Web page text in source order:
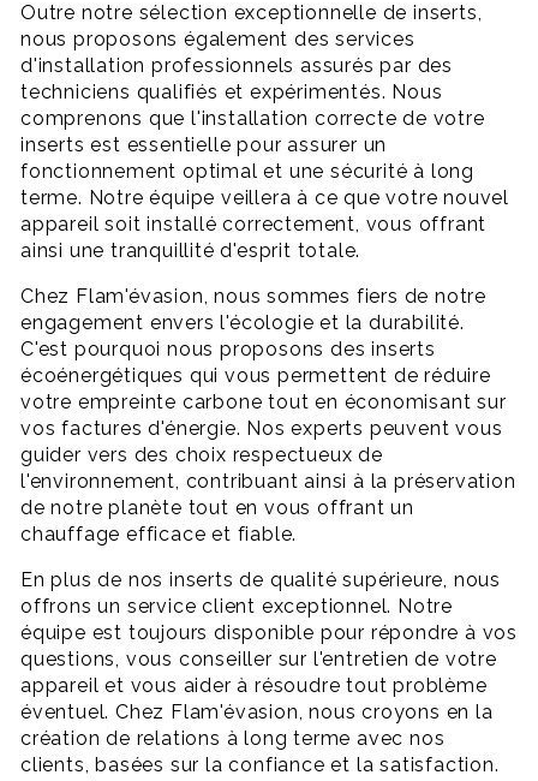
Outre notre sélection exceptionnelle de inserts,
nous proposons également des services
d'installation professionnels assurés par des
techniciens qualifiés et expérimentés. Nous
comprenons que l'installation correcte de votre
inserts est essentielle pour assurer un
fonctionnement optimal et une sécurité à long
terme. Notre équipe veillera à ce que votre nouvel
appareil soit installé correctement, vous offrant
ainsi une tranquillité d'esprit totale.
Chez Flam'évasion, nous sommes fiers de notre
engagement envers l'écologie et la durabilité.
C'est pourquoi nous proposons des inserts
écoénergétiques qui vous permettent de réduire
votre empreinte carbone tout en économisant sur
vos factures d'énergie. Nos experts peuvent vous
guider vers des choix respectueux de
l'environnement, contribuant ainsi à la préservation
de notre planète tout en vous offrant un
chauffage efficace et fiable.
En plus de nos inserts de qualité supérieure, nous
offrons un service client exceptionnel. Notre
équipe est toujours disponible pour répondre à vos
questions, vous conseiller sur l'entretien de votre
appareil et vous aider à résoudre tout problème
éventuel. Chez Flam'évasion, nous croyons en la
création de relations à long terme avec nos
clients, basées sur la confiance et la satisfaction.